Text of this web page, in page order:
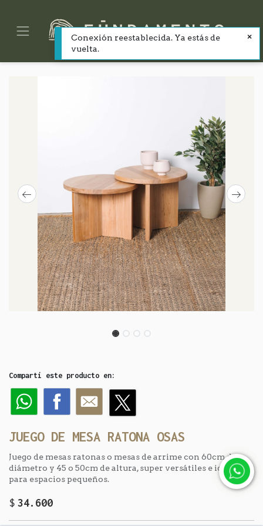
Compartí este producto en:
JUEGO DE MESA RATONA OSAS
Juego de mesas ratonas o mesas de arrime con 60cm de
diámetro y 45 o 50cm de altura, super versátiles e ideales
para espacios pequeños.
$34.600
Conexión reestablecida. Ya estás de
vuelta.